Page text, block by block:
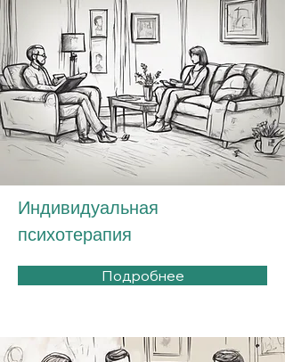
Индивидуальная
психотерапия
Подробнее